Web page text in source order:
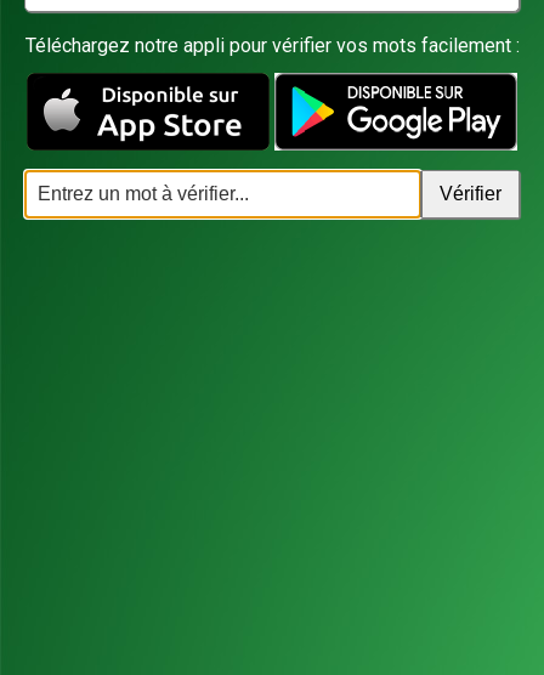
Téléchargez notre appli pour vérifier vos mots facilement :